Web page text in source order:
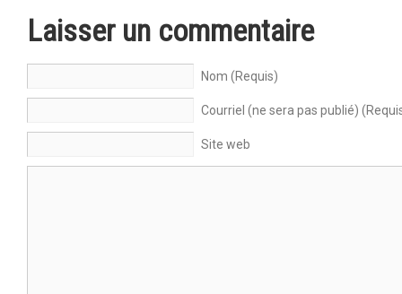
Laisser un commentaire
Nom (Requis)
Courriel (ne sera pas publié)
Site web